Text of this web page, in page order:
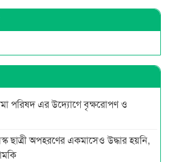
পরিষদ এর উদ্যোগে বৃক্ষরোপণ ও
ছাত্রী অপহরণের একমাসেও উদ্ধার হয়নি,